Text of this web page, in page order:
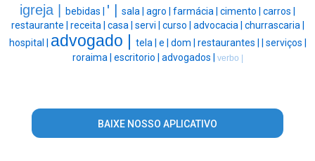
igreja | bebidas | ' | sala | agro | farmácia | cimento | carros |
restaurante | receita | casa | servi | curso | advocacia | churrascaria |
hospital | advogado | tela | e | dom | restaurantes | | serviços |
roraima | escritorio | advogados | verbo |
BAIXE NOSSO APLICATIVO